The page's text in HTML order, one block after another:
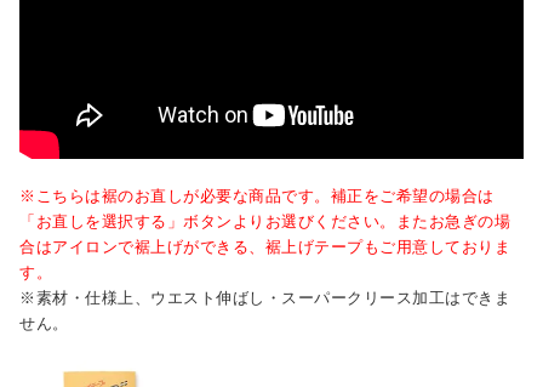
※こちらは裾のお直しが必要な商品です。補正をご希望の場合は
「お直しを選択する」ボタンよりお選びください。またお急ぎの場
合はアイロンで裾上げができる、裾上げテープもご用意しておりま
す。
※素材・仕様上、ウエスト伸ばし・スーパークリース加工はできま
せん。